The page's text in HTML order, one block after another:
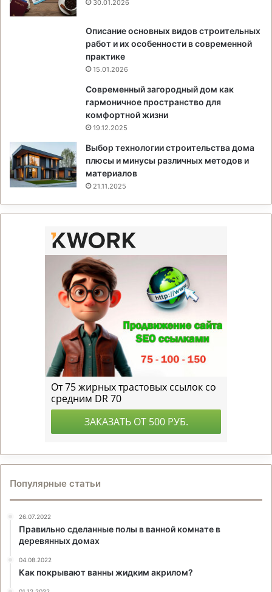
30.01.2026
Описание основных видов строительных
работ и их особенности в современной
практике
15.01.2026
Современный загородный дом как
гармоничное пространство для
комфортной жизни
19.12.2025
Выбор технологии строительства дома
плюсы и минусы различных методов и
материалов
21.11.2025
Популярные статьи
26.07.2022
Правильно сделанные полы в ванной комнате в
деревянных домах
04.08.2022
Как покрывают ванны жидким акрилом?